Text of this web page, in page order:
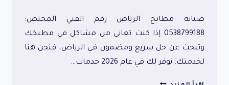
صيانة مطابخ الرياض رقم الفني المختص:
0538799188 إذا كنت تعاني من مشاكل في مطبخك
وتبحث عن حل سريع ومضمون في الرياض، فنحن هنا
لخدمتك. نوفر لك في عام 2026 خدمات…
صيانة